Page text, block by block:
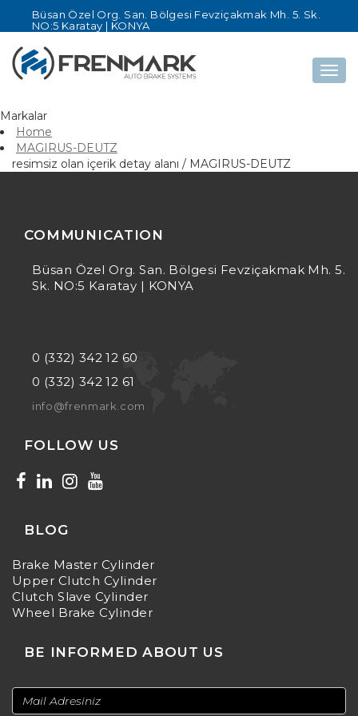
Büsan Özel Org. San. Bölgesi Fevziçakmak Mh. 5. Sk.
NO:5 Karatay | KONYA
Markalar
Home
MAGIRUS-DEUTZ
resimsiz olan içerik detay alanı / MAGIRUS-DEUTZ
COMMUNICATION
Büsan Özel Org. San. Bölgesi Fevziçakmak Mh. 5.
Sk. NO:5 Karatay | KONYA
0 (332) 342 12 60
0 (332) 342 12 61
info@frenmark.com
FOLLOW US
BLOG
Brake Master Cylinder
Upper Clutch Cylinder
Clutch Slave Cylinder
Wheel Brake Cylinder
BE INFORMED ABOUT US